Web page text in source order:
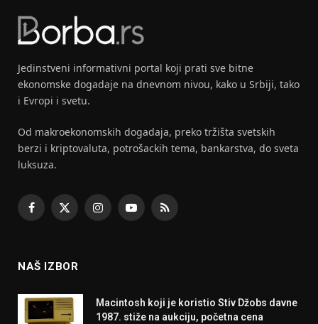
Jedinstveni informativni portal koji prati sve bitne
ekonomske dogadaje na dnevnom nivou, kako u Srbiji, tako
i Evropi i svetu.
Od makroekonomskih dogadaja, preko tržišta svetskih
berzi i kriptovaluta, potrošackih tema, bankarstva, do sveta
luksuza.
Facebook
X
InstagramYouTubeRSS
NAŠ IZBOR
Macintosh koji je koristio Stiv Džobs davne
1987. stiže na aukciju, početna cena